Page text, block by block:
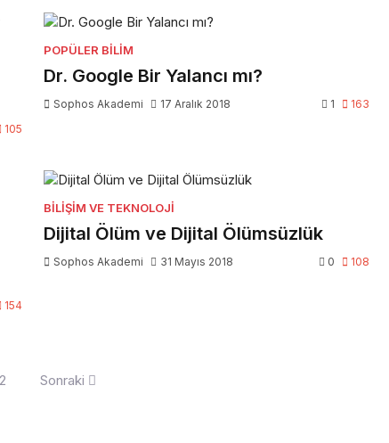
105
POPÜLER BILIM
Dr. Google Bir Yalancı mı?
Sophos Akademi 17 Aralık 2018 1 163
154
BILIŞIM VE TEKNOLOJI
Dijital Ölüm ve Dijital Ölümsüzlük
Sophos Akademi 31 Mayıs 2018 0 108
2 Sonraki